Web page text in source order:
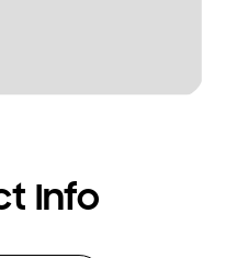
Info